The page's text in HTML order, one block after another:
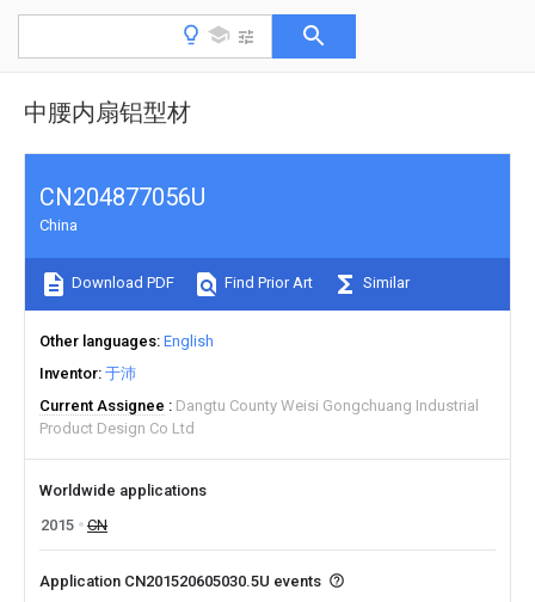
中腰内扇铝型材
CN204877056U
China
Download PDF Find Prior Art Similar
Other languages English
Inventor 于沛
Current Assignee
Dangtu County Weisi Gongchuang Industrial
Product Design Co Ltd
Worldwide applications
2015
CN
Application CN201520605030.5U events